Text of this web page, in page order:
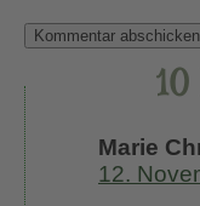
Marie
12.